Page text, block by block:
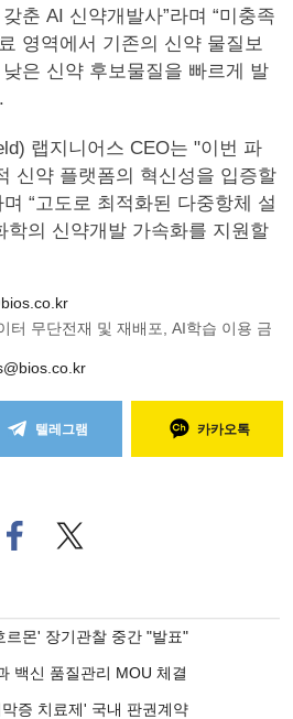
춘 AI 신약개발사”라며 “미충족
영역에서 기존의 신약 물질보
은 신약 후보물질을 빠르게 발
랩지니어스 CEO는 "이번 파
신약 플랫폼의 혁신성을 입증할
“고도로 최적화된 다중항체 설
학의 신약개발 가속화를 지원할
터 무단전재 및 재배포, AI학습 이용 금
텔레그램 카카오톡
페
이
로
기
사
유
트위
터로
르몬' 장기관찰 중간 "발표"
백신 품질관리 MOU 체결
증 치료제' 국내 판권계약